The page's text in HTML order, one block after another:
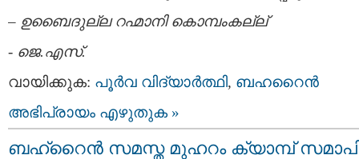
– ഉബൈദുല്ല റഹ്മാനി കൊമ്പംകല്ല്
- ജെ.എസ്.
വായിക്കുക: പൂര്‍വ വിദ്യാര്‍ത്ഥി, ബഹറൈന്‍
അഭിപ്രായം എഴുതുക »
ബഹ്റൈന്‍ സമസ്ത മുഹറം ക്യാമ്പ്‌